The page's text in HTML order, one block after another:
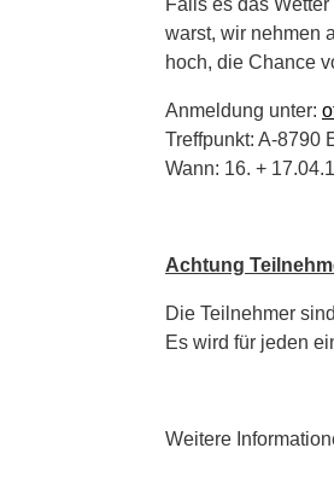
warst, wir nehmen
hoch, die Chance
Anmeldung unter:
Treffpunkt: A-8790
Wann: 16. +
Achtung
Die Teilnehmer
Es wird für jeden
Weitere